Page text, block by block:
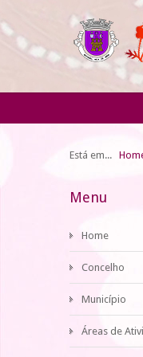
Está em...
Menu
Home
Concelho
Município
Áreas de